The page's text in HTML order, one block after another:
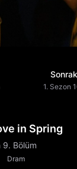
1. Sezon
in Spring
9. Bölüm
Dram